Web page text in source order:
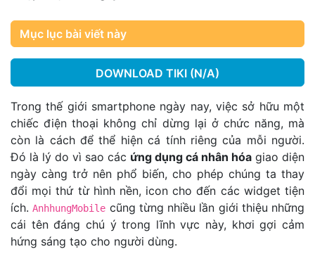
Mục lục bài viết này
DOWNLOAD TIKI (N/A)
Trong thế giới smartphone ngày nay, việc sở hữu một
chiếc điện thoại không chỉ dừng lại ở chức năng, mà
còn là cách để thể hiện cá tính riêng của mỗi người.
Đó là lý do vì sao các ứng dụng cá nhân hóa giao diện
ngày càng trở nên phổ biến, cho phép chúng ta thay
đổi mọi thứ từ hình nền, icon cho đến các widget tiện
ích.AnhhungMobile cũng từng nhiều lần giới thiệu những
cái tên đáng chú ý trong lĩnh vực này, khơi gợi cảm
hứng sáng tạo cho người dùng.